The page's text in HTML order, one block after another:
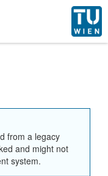
from a legacy
and might not
system.